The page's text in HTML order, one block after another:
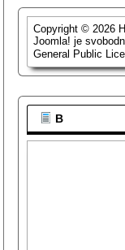
Copyright © 2026
Joomla! je
General Public
B